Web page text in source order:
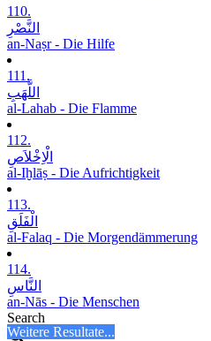
110.
النَّصْرِ
an-Naṣr - Die Hilfe
111.
اللَّھَبِ
al-Lahab - Die Flamme
112.
الْاِخْلاَصِ
al-Iḫlāṣ - Die Aufrichtigkeit
113.
الْفَلَقِ
al-Falaq - Die Morgendämmerung
114.
النَّاسِ
an-Nās - Die Menschen
Search
Weitere Resultate...